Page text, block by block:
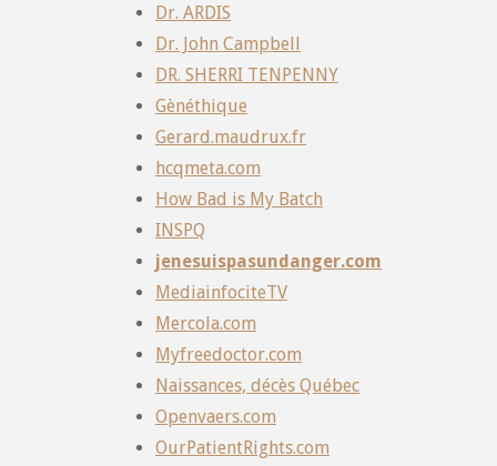
Dr. ARDIS
Dr. John Campbell
DR. SHERRI TENPENNY
Gènéthique
Gerard.maudrux.fr
hcqmeta.com
How Bad is My Batch
INSPQ
jenesuispasundanger.com
MediainfociteTV
Mercola.com
Myfreedoctor.com
Naissances, décès Québec
Openvaers.com
OurPatientRights.com